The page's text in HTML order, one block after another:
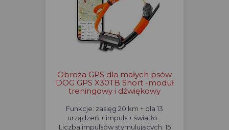
Obroża GPS dla małych psów
DOG GPS X30TB Short -moduł
treningowy i dźwiękowy
Funkcje: zasięg 20 km + dla 13
urządzeń + impuls + światło...
Liczba impulsów stymulujących: 15